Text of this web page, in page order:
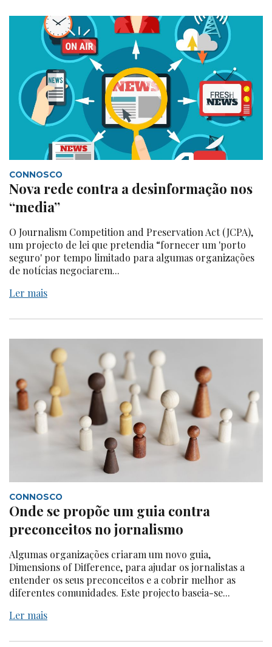
CONNOSCO
Nova rede contra a desinformação nos
“media”
O Journalism Competition and Preservation Act (JCPA),
um projecto de lei que pretendia “fornecer um 'porto
seguro' por tempo limitado para algumas organizações
de notícias negociarem...
Ler mais
CONNOSCO
Onde se propõe um guia contra
preconceitos no jornalismo
Algumas organizações criaram um novo guia,
Dimensions of Difference, para ajudar os jornalistas a
entender os seus preconceitos e a cobrir melhor as
diferentes comunidades. Este projecto baseia-se...
Ler mais